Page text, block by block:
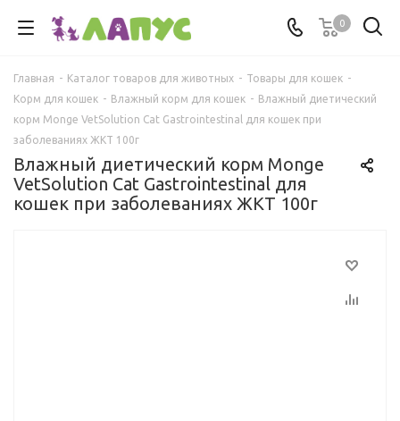
0
Главная - Каталог товаров для животных - Товары для кошек -
Корм для кошек - Влажный корм для кошек - Влажный диетический
корм Monge VetSolution Cat Gastrointestinal для кошек при
заболеваниях ЖКТ 100г
Влажный диетический корм Monge
VetSolution Cat Gastrointestinal для
кошек при заболеваниях ЖКТ 100г